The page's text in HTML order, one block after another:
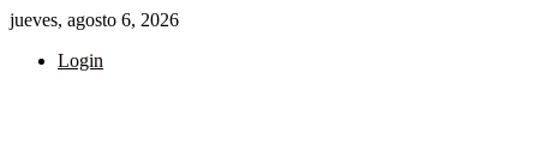
jueves, agosto 6, 2026
Login